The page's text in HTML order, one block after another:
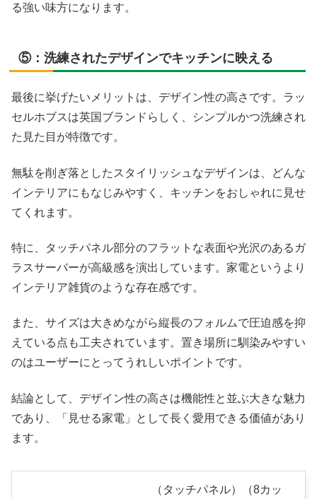
る強い味方になります。
⑤：洗練されたデザインでキッチンに映える
最後に挙げたいメリットは、デザイン性の高さです。ラッ
セルホブスは英国ブランドらしく、シンプルかつ洗練され
た見た目が特徴です。
無駄を削ぎ落としたスタイリッシュなデザインは、どんな
インテリアにもなじみやすく、キッチンをおしゃれに見せ
てくれます。
特に、タッチパネル部分のフラットな表面や光沢のあるガ
ラスサーバーが高級感を演出しています。家電というより
インテリア雑貨のような存在感です。
また、サイズは大きめながら縦長のフォルムで圧迫感を抑
えている点も工夫されています。置き場所に馴染みやすい
のはユーザーにとってうれしいポイントです。
結論として、デザイン性の高さは機能性と並ぶ大きな魅力
であり、「見せる家電」として長く愛用できる価値があり
ます。
（タッチパネル）（8カッ